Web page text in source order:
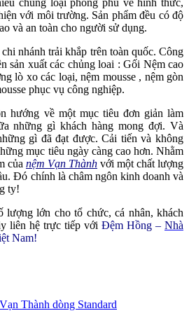
chủng loại phong phú về hình thức,
với môi trường. Sản phẩm đều có độ
và an toàn cho người sử dụng.
nhánh trải khắp trên toàn quốc. Công
sản xuất các chủng loai : Gối Nệm cao
lò xo các loại, nệm mousse , nệm gòn
phục vụ công nghiệp.
hướng về một mục tiêu đơn giản làm
những gì khách hàng mong đợi. Và
gì đã đạt được. Cải tiến và không
mục tiêu ngày càng cao hơn. Nhằm
của nệm Vạn Thành với một chất lượng
Đó chính là châm ngôn kinh doanh và
ty!
lượng lớn cho tổ chức, cá nhân, khách
liên hệ trực tiếp với Đệm Hồng – Nhà
Nam!